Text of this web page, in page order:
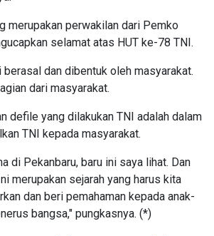
merupakan perwakilan dari Pemko
selamat atas HUT ke-78 TNI.
berasal dan dibentuk oleh masyarakat.
dari masyarakat.
defile yang dilakukan TNI adalah dalam
TNI kepada masyarakat.
di Pekanbaru, baru ini saya lihat. Dan
merupakan sejarah yang harus kita
dan beri pemahaman kepada anak-
bangsa," pungkasnya. (*)